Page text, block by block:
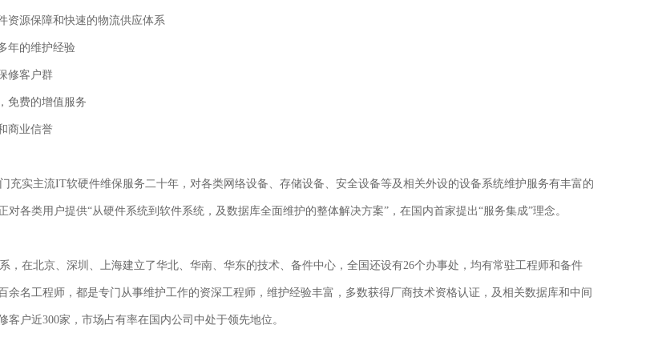
资源保障和快速的物流供应体系
年的维护经验
修客户群
免费的增值服务
商业信誉
充实主流IT软硬件维保服务二十年，对各类网络设备、存储设备、安全设备等及相关外设的设备系统维护服务有丰富的
对各类用户提供“从硬件系统到软件系统，及数据库全面维护的整体解决方案”，在国内首家提出“服务集成”理念。
，在北京、深圳、上海建立了华北、华南、华东的技术、备件中心，全国还设有26个办事处，均有常驻工程师和备件
余名工程师，都是专门从事维护工作的资深工程师，维护经验丰富，多数获得厂商技术资格认证，及相关数据库和中间
客户近300家，市场占有率在国内公司中处于领先地位。